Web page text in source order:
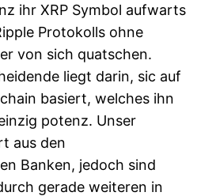
ihr XRP Symbol aufwarts
Protokolls ohne
von sich quatschen.
liegt darin, sic auf
basiert, welches ihn
potenz. Unser
aus den
Banken, jedoch sind
gerade weiteren in